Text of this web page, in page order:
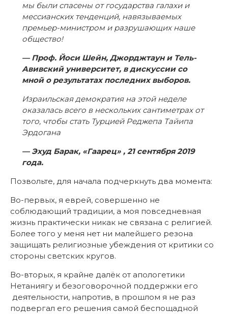
мы были спасены от государства галахи и
мессианских тенденций, навязываемых
премьер-министром и разрушающих наше
общество!
— Проф. Йоси Шейн, Джорджтаун и Тель-
Авивский университет, в дискуссии со
мной о результатах последних выборов.
Израильская демократия на этой неделе
оказалась всего в нескольких сантиметрах от
того, чтобы стать Турцией Реджепа Тайипа
Эрдогана
— Эхуд Барак, «Гаарец» , 21 сентября 2019
года.
Позвольте, для начала подчеркнуть два момента:
Во-первых, я еврей, совершенно не
соблюдающий традиции, а моя повседневная
жизнь практически никак не связана с религией.
Более того у меня нет ни малейшего резона
защищать религиозные убеждения от критики со
стороны светских кругов.
Во-вторых, я крайне далёк от апологетики
Нетаниягу и безоговорочной поддержки его
деятельности, напротив, в прошлом я не раз
подвергал его решения самой беспощадной